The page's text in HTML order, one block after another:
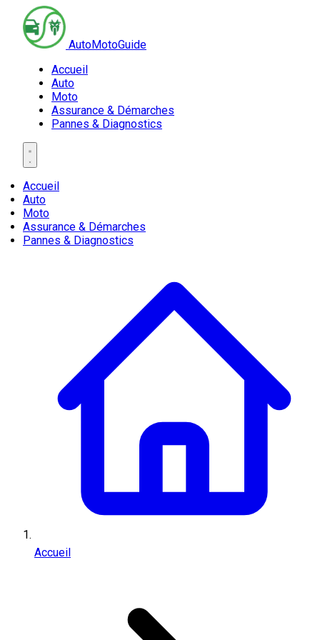
AutoMotoGuide
Accueil
Auto
Moto
Assurance & Démarches
Pannes & Diagnostics
Accueil
Auto
Moto
Assurance & Démarches
Pannes & Diagnostics
Accueil